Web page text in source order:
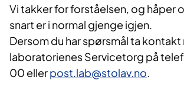
Vi takker for forståelsen, og håper
snart er i normal gjenge igjen.
Dersom du har spørsmål ta kontakt
laboratorienes Servicetorg på
00 ellerpost.lab@stolav.no